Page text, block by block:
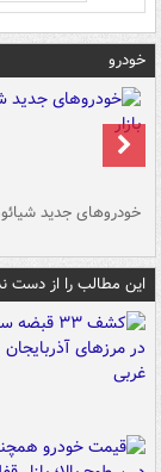
خودرو
خودروهای جدید
این مطالب را از دست